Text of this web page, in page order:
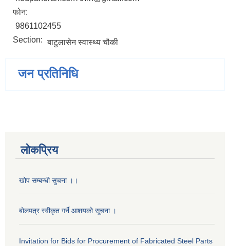
फोन:
9861102455
Section: बाटुलासेन स्वास्थ्य चौकी
जन प्रतिनिधि
लोकप्रिय
खोप सम्बन्धी सुचना ।।
बोलपत्र स्वीकृत गर्ने आशयको सूचना ।
Invitation for Bids for Procurement of Fabricated Steel Parts